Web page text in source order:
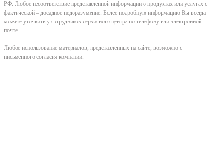
РФ. Любое несоответствие представленной информации о продуктах или услугах с
фактической – досадное недоразумение. Более подробную информацию Вы всегда
можете уточнить у сотрудников сервисного центра по телефону или электронной
почте.
Любое использование материалов, представленных на сайте, возможно с
письменного согласия компании.